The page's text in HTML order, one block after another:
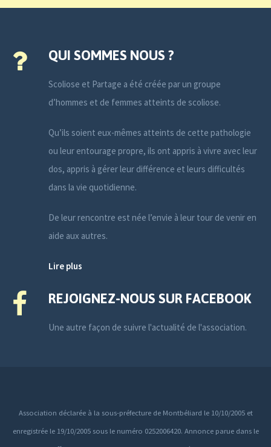
QUI SOMMES NOUS ?
Scoliose et Partage a été créée par un groupe
d’hommes et de femmes atteints de scoliose.
Qu’ils soient eux-mêmes atteints de cette pathologie
ou leur entourage propre, ils ont appris à vivre avec leur
dos, appris à gérer leur différence et leurs difficultés
dans la vie quotidienne.
De leur rencontre est née l’envie à leur tour de venir en
aide aux autres.
Lire plus
REJOIGNEZ-NOUS SUR FACEBOOK
Une autre façon de suivre l'actualité de l'association.
Association déclarée à la sous-préfecture de Montbéliard le 10/10/2005 et
enregistrée le 19/10/2005 sous le numéro 0252006420. Annonce parue dans le